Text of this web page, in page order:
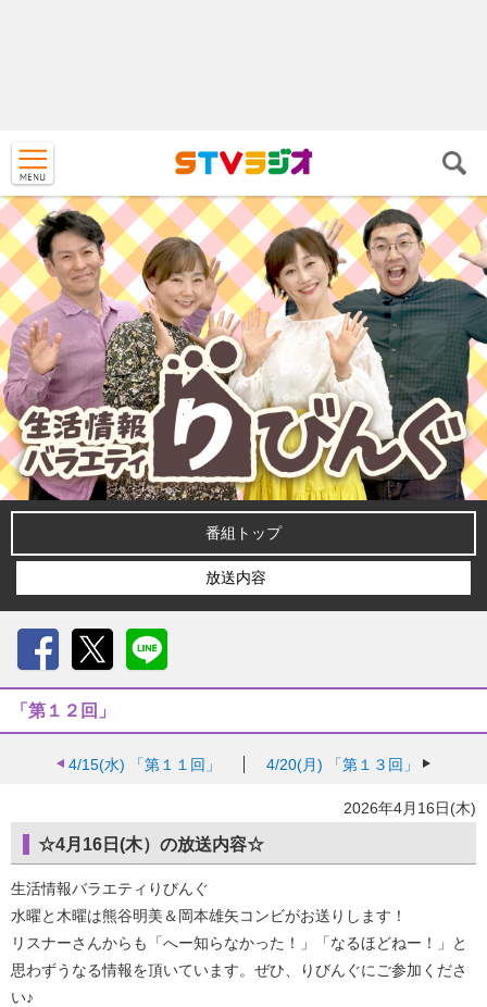
番組トップ
放送内容
「第１２回」
4/15(水) 「第１１回」 4/20(月) 「第１３回」
2026年4月16日(木)
☆4月16日(木）の放送内容☆
生活情報バラエティりびんぐ
水曜と木曜は熊谷明美＆岡本雄矢コンビがお送りします！
リスナーさんからも「へー知らなかった！」「なるほどねー！」と
思わずうなる情報を頂いています。ぜひ、りびんぐにご参加くださ
い♪